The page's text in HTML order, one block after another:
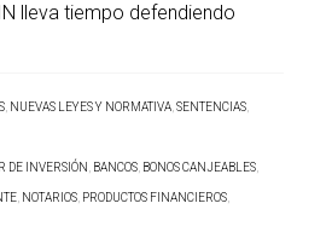
lleva tiempo defendiendo
, NUEVAS LEYES Y NORMATIVA,SENTENCIAS,
DE INVERSIÓN, BANCOS, BONOS CANJEABLES,
, NOTARIOS, PRODUCTOS FINANCIEROS,